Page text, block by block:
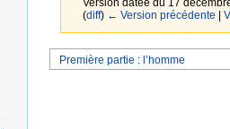
Version datée du 17
(diff) ← Version précédente
Aller
Aller
Première partie : l’homme